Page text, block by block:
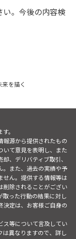
い。今後の内容検
を描く
。
報源から提供されたもの
いて意見を表明し、また
、デリバティブ取引、
。また、過去の実績や予
せん。提供する情報等は
削除されることがござい
取った行動の結果に対し
決定は、お客様ご自身の
ス等について言及してい
は異なりますので、詳し